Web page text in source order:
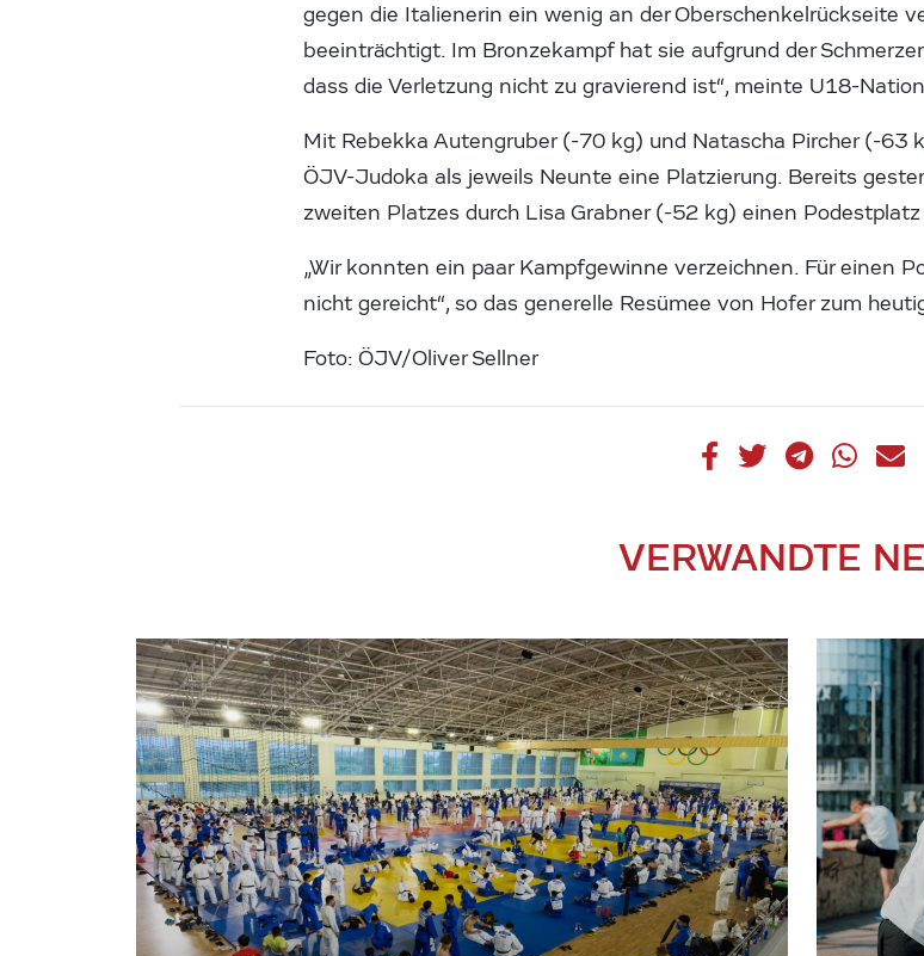
gegen die Italienerin ein wenig an der Oberschenkelrückseite
beeinträchtigt. Im Bronzekampf hat sie aufgrund der
dass die Verletzung nicht zu gravierend ist“, meinte U18-
Mit Rebekka Autengruber (-70 kg) und Natascha Pircher (-63
ÖJV-Judoka als jeweils Neunte eine Platzierung. Bereits
zweiten Platzes durch Lisa Grabner (-52 kg) einen
„Wir konnten ein paar Kampfgewinne verzeichnen. Für einen
nicht gereicht“, so das generelle Resümee von Hofer zum
Foto: ÖJV/Oliver Sellner
VERWANDTE